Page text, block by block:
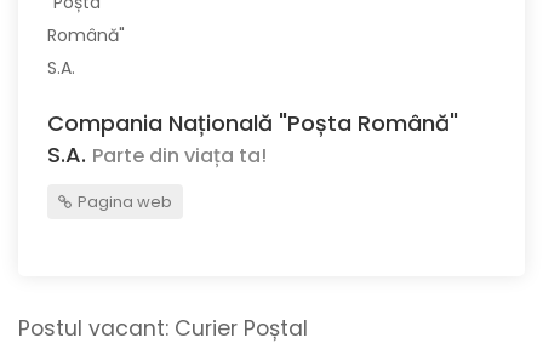
Compania Națională "Poșta Română"
S.A. Parte din viața ta!
Pagina web
Postul vacant: Curier Poștal